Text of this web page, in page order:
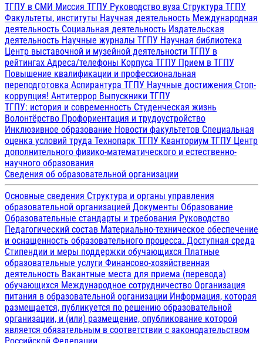
ТГПУ в СМИ Миссия ТГПУ Руководство вуза Структура ТГПУ
Факультеты, институты Научная деятельность Международная
деятельность Социальная деятельность Издательская
деятельность Научные журналы ТГПУ Научная библиотека
Центр выставочной и музейной деятельности ТГПУ в
рейтингах Адреса/телефоны Корпуса ТГПУ Прием в ТГПУ
Повышение квалификации и профессиональная
переподготовка Аспирантура ТГПУ Научные достижения Стоп-
коррупция! Антитеррор Выпускники ТГПУ
ТГПУ: история и современность Студенческая жизнь
Волонтёрство Профориентация и трудоустройство
Инклюзивное образование Новости факультетов Специальная
оценка условий труда Технопарк ТГПУ Кванториум ТГПУ Центр
дополнительного физико-математического и естественно-
научного образования
Сведения об образовательной организации
Основные сведения Структура и органы управления
образовательной организацией Документы Образование
Образовательные стандарты и требования Руководство
Педагогический состав Материально-техническое обеспечение
и оснащенность образовательного процесса. Доступная среда
Стипендии и меры поддержки обучающихся Платные
образовательные услуги Финансово-хозяйственная
деятельность Вакантные места для приема (перевода)
обучающихся Международное сотрудничество Организация
питания в образовательной организации Информация, которая
размещается, публикуется по решению образовательной
организации, и (или) размещение, опубликование которой
является обязательным в соответствии с законодательством